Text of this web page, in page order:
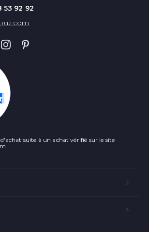
53 92 92
suite à un achat vérifié sur le site